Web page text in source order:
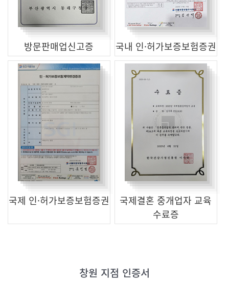
방문판매업신고증 국내 인·허가보증보험증권
국제 인·허가보증보험증권
국제결혼 중개업자 교육
수료증
창원 지점 인증서